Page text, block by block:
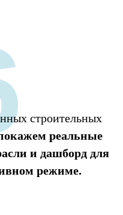
строительных
реальные
и дашборд для
режиме.